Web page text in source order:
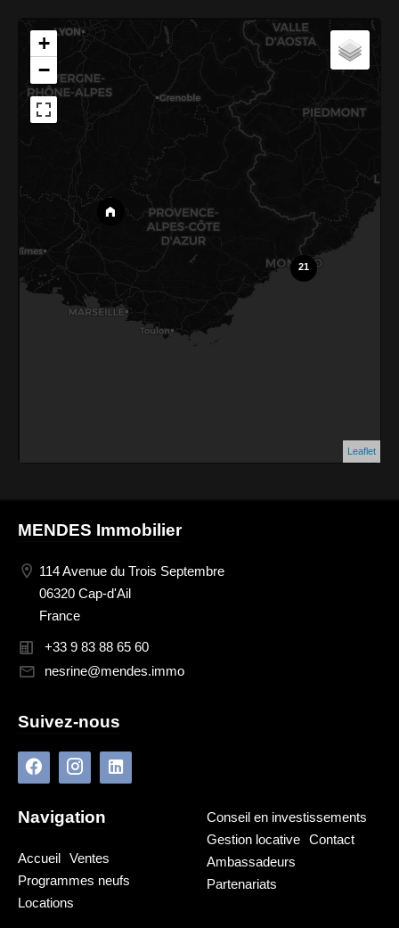
21
+
−
Leaflet
MENDES Immobilier
114 Avenue du Trois Septembre
06320 Cap-d'Ail
France
+33 9 83 88 65 60
nesrine@mendes.immo
Suivez-nous
Navigation
Accueil Ventes
Programmes neufs
Locations
Conseil en investissements
Gestion locative
Contact
Ambassadeurs
Partenariats